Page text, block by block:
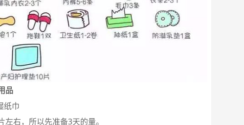
品
纸巾
右，所以先准备3天的量。